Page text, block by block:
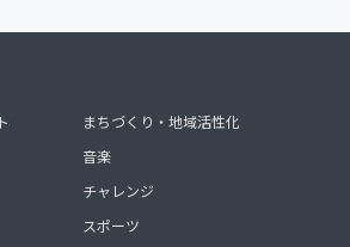
まちづくり・地域活性化
音楽
チャレンジ
スポーツ